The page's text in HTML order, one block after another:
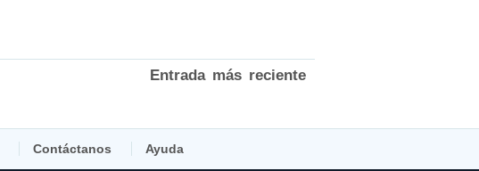
Entrada más reciente
Contáctanos Ayuda